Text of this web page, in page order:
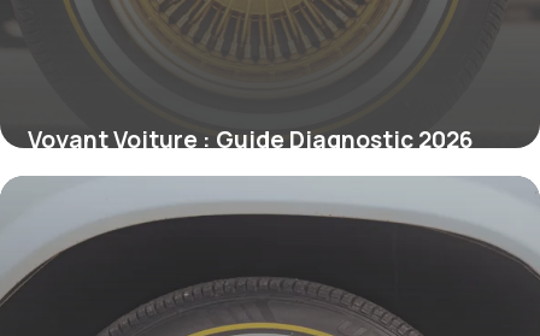
Voyant Voiture : Guide Diagnostic 2026
23 mai 2026